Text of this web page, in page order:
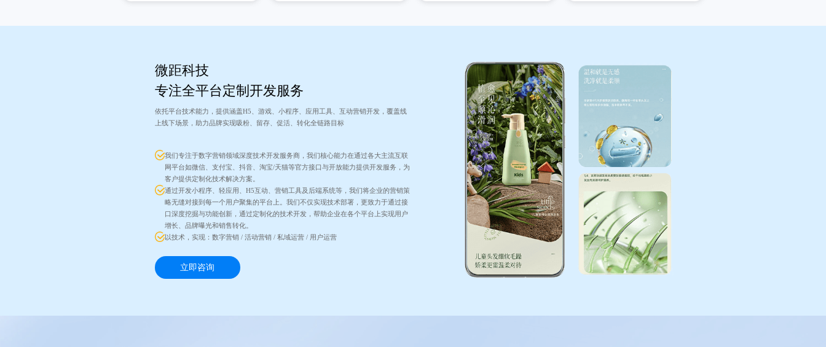
微距科技
专注全平台定制开发服务
依托平台技术能力，提供涵盖H5、游戏、小程序、应用工具、互动营销开发，覆盖线
上线下场景，助力品牌实现吸粉、留存、促活、转化全链路目标
我们专注于数字营销领域深度技术开发服务商，我们核心能力在通过各大主流互联
网平台如微信、支付宝、抖音、淘宝/天猫等官方接口与开放能力提供开发服务，为
客户提供定制化技术解决方案。
通过开发小程序、轻应用、H5互动、营销工具及后端系统等，我们将企业的营销策
略无缝对接到每一个用户聚集的平台上。我们不仅实现技术部署，更致力于通过接
口深度挖掘与功能创新，通过定制化的技术开发，帮助企业在各个平台上实现用户
增长、品牌曝光和销售转化。
以技术，实现：数字营销 / 活动营销 / 私域运营 / 用户运营
立即咨询